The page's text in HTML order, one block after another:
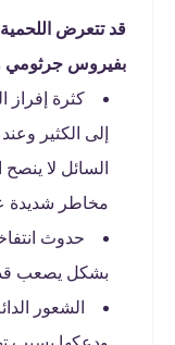
قد تتعرض اللحمية
بفيروس جرثومي
كثرة إفراز
إلى الكثير
السائل لا ينصح
مخاطر شديدة
حدوث
بشكل يصعب
الشعور